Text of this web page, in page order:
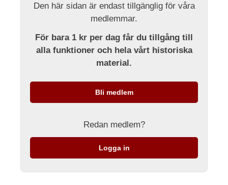
Den här sidan är endast tillgänglig för våra
medlemmar.
För bara 1 kr per dag får du tillgång till
alla funktioner och hela vårt historiska
material.
Bli medlem
Redan medlem?
Logga in